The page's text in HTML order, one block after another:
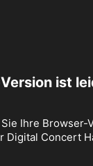
ist
Ihre Browser-
Digital Concert